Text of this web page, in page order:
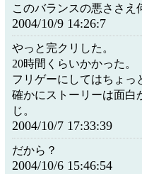
このバランスの悪ささ
2004/10/9 14:26:7
やっと完クリした。
20時間くらいかかった。
フリゲーにしてはちょっ
確かにストーリーは面白
じ。
2004/10/7 17:33:39
だから？
2004/10/6 15:46:54